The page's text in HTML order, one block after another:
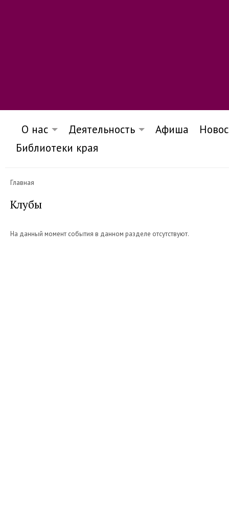
О нас Деятельность Афиша
Библиотеки края
Главная
Клубы
На данный момент события в данном разделе отсутствуют.